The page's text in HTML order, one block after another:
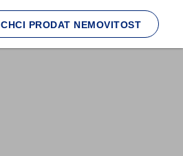
CHCI PRODAT NEMOVITOST